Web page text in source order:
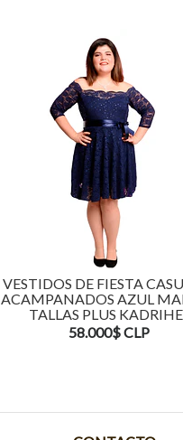
VESTIDOS DE FIESTA
ACAMPANADOS AZUL
TALLAS PLUS
58.000$ CLP